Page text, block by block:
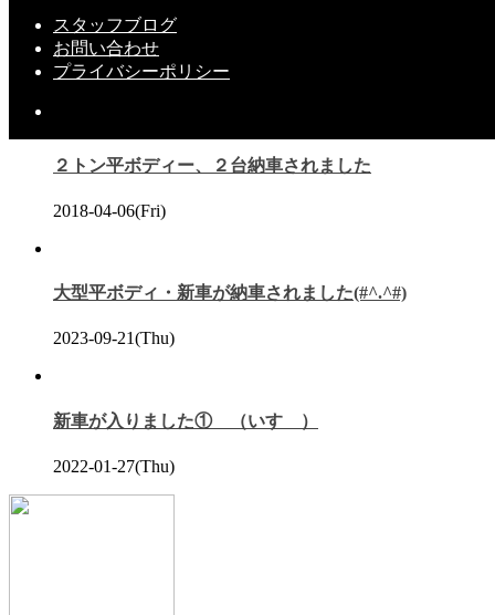
スタッフブログ
お問い合わせ
プライバシーポリシー
『トラック・退車式』
こちらの記事もどうぞ
２トン平ボディー、２台納車されました
2018-04-06(Fri)
大型平ボディ・新車が納車されました(#^.^#)
2023-09-21(Thu)
新車が入りました① （いすゞ）
2022-01-27(Thu)